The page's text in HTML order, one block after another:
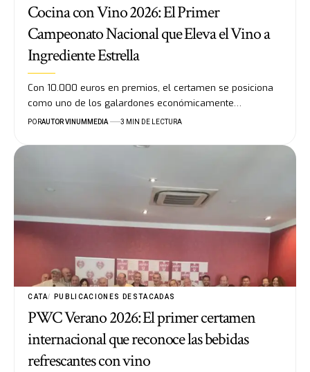
Cocina con Vino 2026: El Primer
Campeonato Nacional que Eleva el Vino a
Ingrediente Estrella
Con 10.000 euros en premios, el certamen se posiciona
como uno de los galardones económicamente…
PORAUTOR VINUMMEDIA 3 MIN DE LECTURA
CATA PUBLICACIONES DESTACADAS
PWC Verano 2026: El primer certamen
internacional que reconoce las bebidas
refrescantes con vino